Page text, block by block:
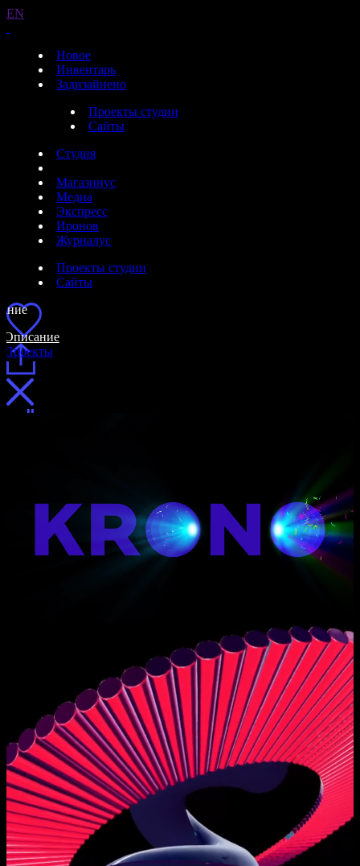
EN
Новое
Инвентарь
Задизайнено
Проекты студии
Сайты
Студия
Магазинус
Медиа
Экспресс
Иронов
Журналус
Проекты студии
Сайты
Описание
Проекты